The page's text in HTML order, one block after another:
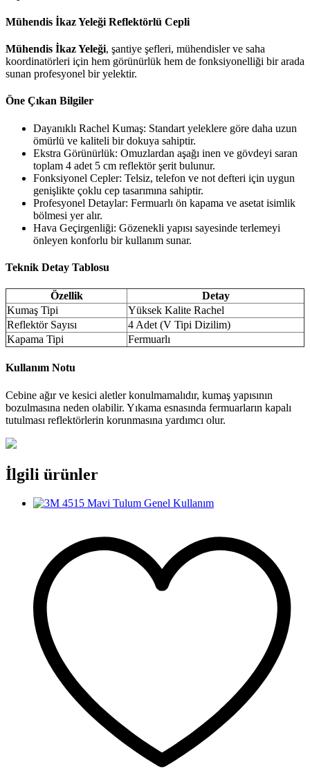
Mühendis İkaz Yeleği Reflektörlü Cepli
Mühendis İkaz Yeleği, şantiye şefleri, mühendisler ve saha
koordinatörleri için hem görünürlük hem de fonksiyonelliği bir arada
sunan profesyonel bir yelektir.
Öne Çıkan Bilgiler
Dayanıklı Rachel Kumaş: Standart yeleklere göre daha uzun
ömürlü ve kaliteli bir dokuya sahiptir.
Ekstra Görünürlük: Omuzlardan aşağı inen ve gövdeyi saran
toplam 4 adet 5 cm reflektör şerit bulunur.
Fonksiyonel Cepler: Telsiz, telefon ve not defteri için uygun
genişlikte çoklu cep tasarımına sahiptir.
Profesyonel Detaylar: Fermuarlı ön kapama ve asetat isimlik
bölmesi yer alır.
Hava Geçirgenliği: Gözenekli yapısı sayesinde terlemeyi
önleyen konforlu bir kullanım sunar.
Teknik Detay Tablosu
Özellik
Detay
Kumaş Tipi
Yüksek Kalite Rachel
Reflektör Sayısı
4 Adet (V Tipi Dizilim)
Kapama Tipi
Fermuarlı
Kullanım Notu
Cebine ağır ve kesici aletler konulmamalıdır, kumaş yapısının
bozulmasına neden olabilir. Yıkama esnasında fermuarların kapalı
tutulması reflektörlerin korunmasına yardımcı olur.
İlgili ürünler